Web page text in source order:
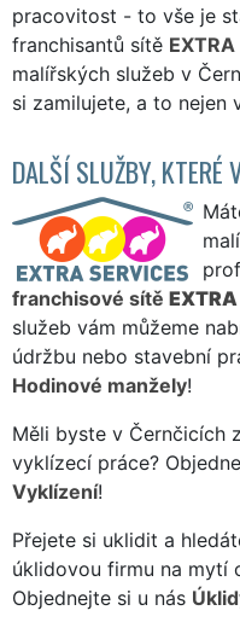
pracovitost - to vše je
franchisantů sítě
malířských služeb v
si zamilujete, a to nejen
DALŠÍ SLUŽBY, KTERÉ
franchisové sítě
služeb vám můžeme
údržbu nebo stavební
Hodinové manžely!
Měli byste v Černčicích
vyklízecí práce?
Vyklízení!
Přejete si uklidit a
úklidovou firmu na mytí
Objednejte si u nás